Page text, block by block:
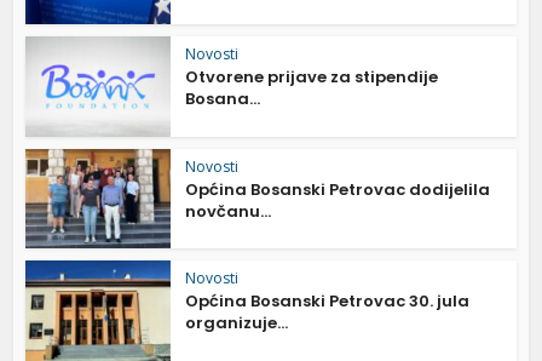
Novosti
Otvorene prijave za stipendije
Bosana...
Novosti
Općina Bosanski Petrovac dodijelila
novčanu...
Novosti
Općina Bosanski Petrovac 30. jula
organizuje...